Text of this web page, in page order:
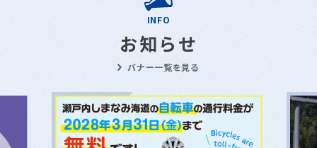
INFO
お知らせ
バナー一覧を見る